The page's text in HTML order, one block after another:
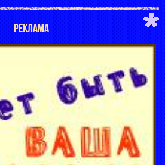
РЕКЛАМА